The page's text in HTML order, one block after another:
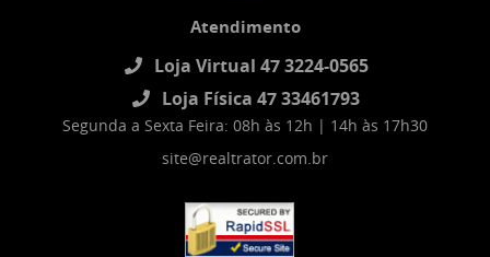
Atendimento
Loja Virtual 47 3224-0565
Loja Física 47 33461793
Segunda a Sexta Feira: 08h às 12h | 14h às 17h30
site@realtrator.com.br